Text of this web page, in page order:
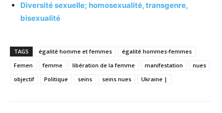
Diversité sexuelle; homosexualité, transgenre,
bisexualité
TAGS égalité homme et femmes
égalité hommes-femmes
Femen
femme libération de la femme manifestation
nues
objectif
Politique seins seins nues Ukraine |